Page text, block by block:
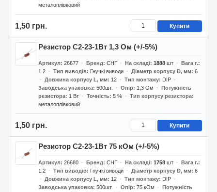
металоплівковий
1,50 грн. Купити
Резистор С2-23-1Вт 1,3 Ом (+/-5%)
Артикул 26677 Бренд СНГ На складі 1888шт
Вага г.
1.2
Тип виводів Гнучкі виводи Діаметр корпусу D, мм 6
Довжина корпусу L, мм
12 Тип монтажу
DIP
Заводська упаковка 500шт. Опір 1,3 Ом
Потужність
резистора
1 Вт Точність 5 %
Тип корпусу резистора
металоплівковий
1,50 грн. Купити
Резистор С2-23-1Вт 75 кОм (+/-5%)
Артикул 26680 Бренд СНГ На складі 1758шт
Вага г.
1.2
Тип виводів Гнучкі виводи Діаметр корпусу D, мм 6
Довжина корпусу L, мм
12 Тип монтажу
DIP
Заводська упаковка 500шт. Опір 75 кОм
Потужність